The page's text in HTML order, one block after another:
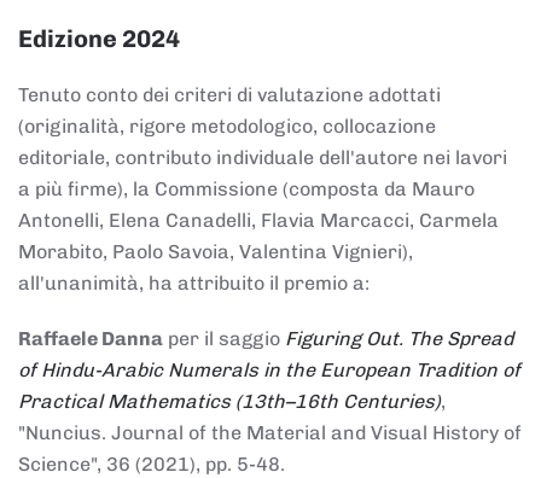
Edizione 2024
Tenuto conto dei criteri di valutazione adottati
(originalità, rigore metodologico, collocazione
editoriale, contributo individuale dell'autore nei lavori
a più firme), la Commissione (composta da Mauro
Antonelli, Elena Canadelli, Flavia Marcacci, Carmela
Morabito, Paolo Savoia, Valentina Vignieri),
all'unanimità, ha attribuito il premio a:
Raffaele Danna per il saggio Figuring Out. The Spread
of Hindu-Arabic Numerals in the European Tradition of
Practical Mathematics (13th–16th Centuries),
"Nuncius. Journal of the Material and Visual History of
Science", 36 (2021), pp. 5-48.